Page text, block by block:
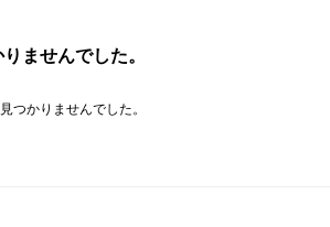
ませんでした。
つかりませんでした。